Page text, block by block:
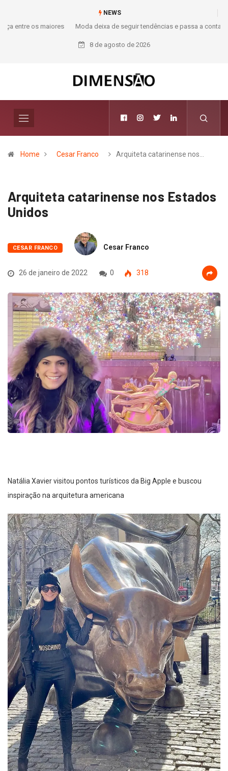
NEWS
Moda deixa de seguir tendências e passa a contar histórias; Forward
aposta na curadoria como novo luxo
8 de agosto de 2026
Home Cesar Franco Arquiteta catarinense nos…
Arquiteta catarinense nos Estados
Unidos
CESAR FRANCO Cesar Franco
26 de janeiro de 2022 0 318
Natália Xavier visitou pontos turísticos da Big Apple e buscou
inspiração na arquitetura americana